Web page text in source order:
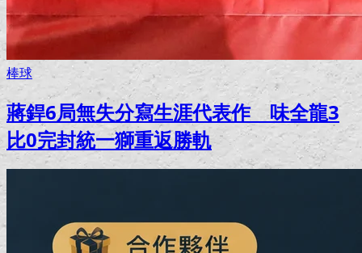
棒球
蔣銲6局無失分寫生涯代表作 味全龍3
比0完封統一獅重返勝軌